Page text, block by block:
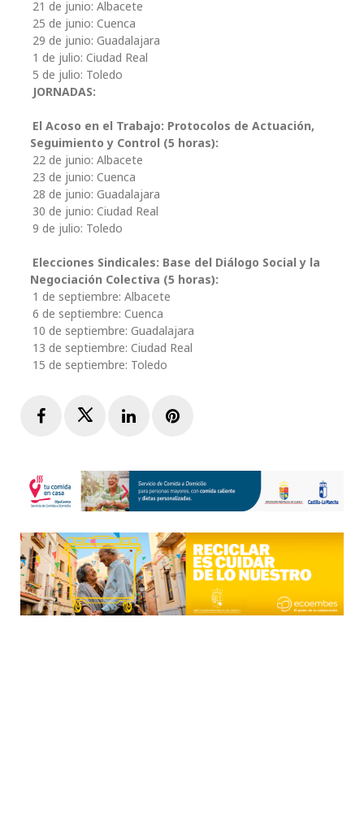
21 de junio: Albacete
25 de junio: Cuenca
29 de junio: Guadalajara
1 de julio: Ciudad Real
5 de julio: Toledo
JORNADAS:
El Acoso en el Trabajo: Protocolos de Actuación,
Seguimiento y Control (5 horas):
22 de junio: Albacete
23 de junio: Cuenca
28 de junio: Guadalajara
30 de junio: Ciudad Real
9 de julio: Toledo
Elecciones Sindicales: Base del Diálogo Social y la
Negociación Colectiva (5 horas):
1 de septiembre: Albacete
6 de septiembre: Cuenca
10 de septiembre: Guadalajara
13 de septiembre: Ciudad Real
15 de septiembre: Toledo
FacebookTwitterLinkedInPinterest